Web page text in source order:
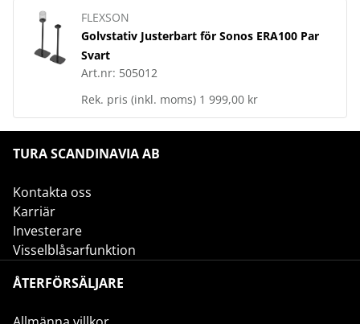
FLEXSON
Golvstativ Justerbart för Sonos ERA100 Par
Svart
Art.nr: 505012
Rek. pris (inkl. moms) 1 999,00 kr
TURA SCANDINAVIA AB
Kontakta oss
Karriär
Investerare
Visselblåsarfunktion
ÅTERFÖRSÄLJARE